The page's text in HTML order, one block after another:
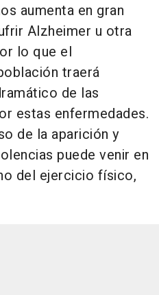
aumenta en gran
Alzheimer u otra
lo que el
traerá
de las
estas enfermedades.
de la aparición y
puede venir en
del ejercicio físico,